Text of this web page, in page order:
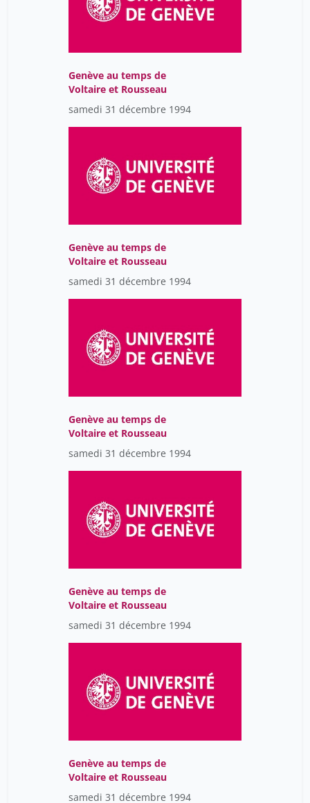
Genève au temps de
Voltaire et Rousseau
samedi 31 décembre 1994
Genève au temps de
Voltaire et Rousseau
samedi 31 décembre 1994
Genève au temps de
Voltaire et Rousseau
samedi 31 décembre 1994
Genève au temps de
Voltaire et Rousseau
samedi 31 décembre 1994
Genève au temps de
Voltaire et Rousseau
samedi 31 décembre 1994